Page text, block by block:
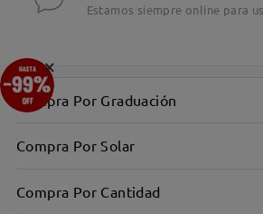
Estamos siempre online para
Compra Por Graduación
Compra Por Solar
Compra Por Cantidad
×